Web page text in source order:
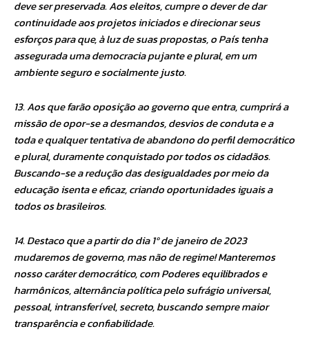
deve ser preservada. Aos eleitos, cumpre o dever de dar
continuidade aos projetos iniciados e direcionar seus
esforços para que, à luz de suas propostas, o País tenha
assegurada uma democracia pujante e plural, em um
ambiente seguro e socialmente justo.
13. Aos que farão oposição ao governo que entra, cumprirá a
missão de opor-se a desmandos, desvios de conduta e a
toda e qualquer tentativa de abandono do perfil democrático
e plural, duramente conquistado por todos os cidadãos.
Buscando-se a redução das desigualdades por meio da
educação isenta e eficaz, criando oportunidades iguais a
todos os brasileiros.
14. Destaco que a partir do dia 1º de janeiro de 2023
mudaremos de governo, mas não de regime! Manteremos
nosso caráter democrático, com Poderes equilibrados e
harmônicos, alternância política pelo sufrágio universal,
pessoal, intransferível, secreto, buscando sempre maior
transparência e confiabilidade.